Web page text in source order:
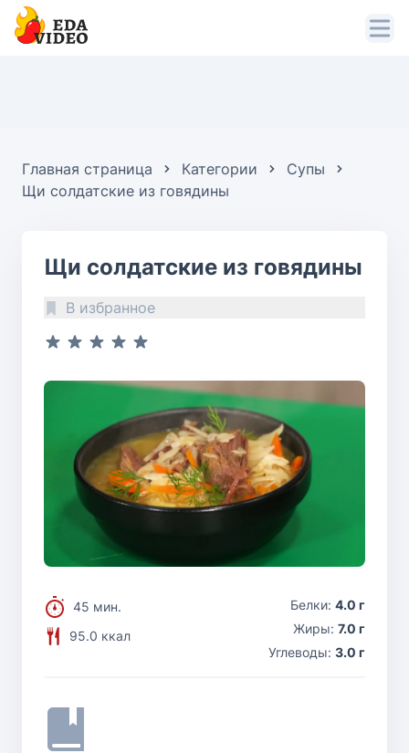
Главная страница Категории
Супы
Щи солдатские из говядины
Щи солдатские из говядины
В избранное
45 мин.
95.0 ккал
Белки: 4.0 г
Жиры: 7.0 г
Углеводы: 3.0 г